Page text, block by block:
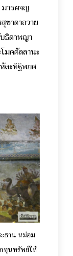
ารผจญ
าดาถวาย
ธิดาพญา
มคคัลลานะ
ละทิฐิพยศ
ธาน หม่อม
ทุนทรัพย์ให้